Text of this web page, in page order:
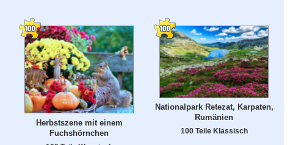
Herbstszene mit einem
Fuchshörnchen
Nationalpark Retezat, Karpaten,
Rumänien
100 Teile Klassisch